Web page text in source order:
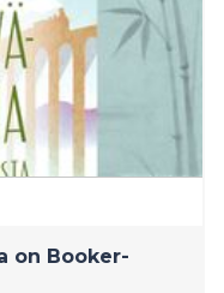
on Booker-